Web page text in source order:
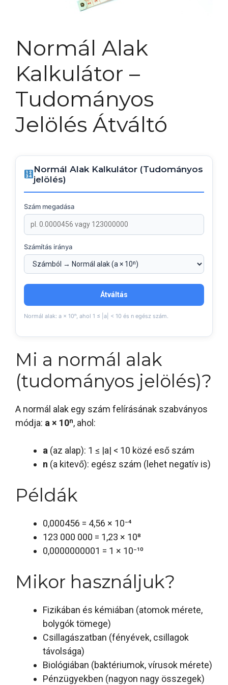
Normál Alak
Kalkulátor –
Tudományos
Jelölés Átváltó
Normál Alak Kalkulátor (Tudományos
jelölés)
Szám megadása
Számítás iránya
Átváltás
Normál alak: a × 10ⁿ, ahol 1 ≤ |a| < 10 és n egész szám.
Mi a normál alak
(tudományos jelölés)?
A normál alak egy szám felírásának szabványos
módja: a × 10ⁿ, ahol:
a (az alap): 1 ≤ |a| < 10 közé eső szám
n (a kitevő): egész szám (lehet negatív is)
Példák
0,000456 = 4,56 × 10⁻⁴
123 000 000 = 1,23 × 10⁸
0,0000000001 = 1 × 10⁻¹⁰
Mikor használjuk?
Fizikában és kémiában (atomok mérete,
bolygók tömege)
Csillagászatban (fényévek, csillagok
távolsága)
Biológiában (baktériumok, vírusok mérete)
Pénzügyekben (nagyon nagy összegek)